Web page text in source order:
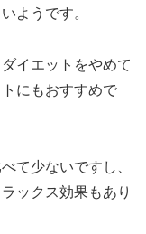
ようです。
イエットをやめて
にもおすすめで
て少ないですし、
ックス効果もあり